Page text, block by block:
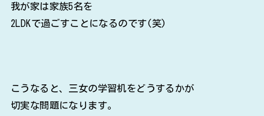
我が家は家族5名を
2LDKで過ごすことになるのです(笑)
こうなると、三女の学習机をどうするかが
切実な問題になります。